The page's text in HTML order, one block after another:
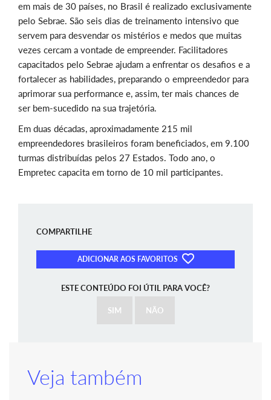
em mais de 30 países, no Brasil é realizado exclusivamente
pelo Sebrae. São seis dias de treinamento intensivo que
servem para desvendar os mistérios e medos que muitas
vezes cercam a vontade de empreender. Facilitadores
capacitados pelo Sebrae ajudam a enfrentar os desafios e a
fortalecer as habilidades, preparando o empreendedor para
aprimorar sua performance e, assim, ter mais chances de
ser bem-sucedido na sua trajetória.
Em duas décadas, aproximadamente 215 mil
empreendedores brasileiros foram beneficiados, em 9.100
turmas distribuídas pelos 27 Estados. Todo ano, o
Empretec capacita em torno de 10 mil participantes.
COMPARTILHE
ADICIONAR AOS FAVORITOS
ESTE CONTEÚDO FOI ÚTIL PARA VOCÊ?
SIM NÃO
Veja também